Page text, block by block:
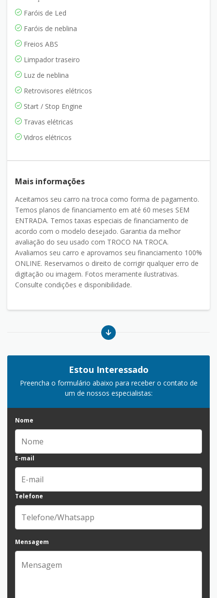
Faróis de Led
Faróis de neblina
Freios ABS
Limpador traseiro
Luz de neblina
Retrovisores elétricos
Start / Stop Engine
Travas elétricas
Vidros elétricos
Mais informações
Aceitamos seu carro na troca como forma de pagamento.
Temos planos de financiamento em até 60 meses SEM
ENTRADA. Temos taxas especiais de financiamento de
acordo com o modelo desejado. Garantia da melhor
avaliação do seu usado com TROCO NA TROCA.
Avaliamos seu carro e aprovamos seu financiamento 100%
ONLINE. Reservamos o direito de corrigir qualquer erro de
digitação ou imagem. Fotos meramente ilustrativas.
Consulte condições e disponibilidade.
Estou Interessado
Preencha o formulário abaixo para receber o contato de
um de nossos especialistas:
Nome
E-mail
Telefone
Mensagem